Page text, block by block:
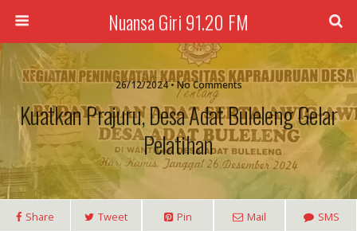
Nuansa Giri 91.20 FM
26/12/2024 • No Comments
Kuatkan Prajuru, Desa Adat Buleleng Gelar
Pelatihan
Share Tweet Pin Mail SMS